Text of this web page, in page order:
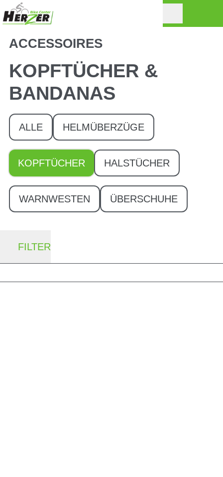
ACCESSOIRES
KOPFTÜCHER &
BANDANAS
ALLE HELMÜBERZÜGE
KOPFTÜCHER HALSTÜCHER
WARNWESTEN ÜBERSCHUHE
FILTER